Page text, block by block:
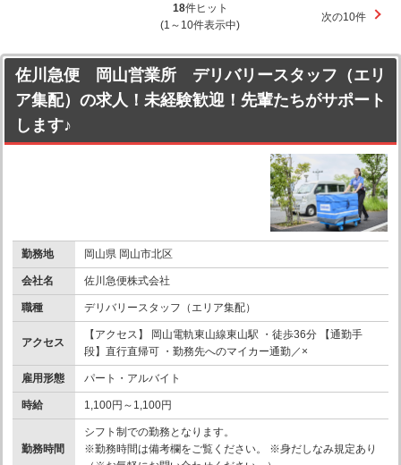
18件ヒット
(1～10件表示中)
次の10件
佐川急便 岡山営業所 デリバリースタッフ（エリ
ア集配）の求人！未経験歓迎！先輩たちがサポート
します♪
勤務地 岡山県 岡山市北区
会社名 佐川急便株式会社
職種 デリバリースタッフ（エリア集配）
アクセス
【アクセス】 岡山電軌東山線東山駅 ・徒歩36分 【通勤手
段】直行直帰可 ・勤務先へのマイカー通勤／×
雇用形態 パート・アルバイト
時給 1,100円～1,100円
勤務時間
シフト制での勤務となります。
※勤務時間は備考欄をご覧ください。 ※身だしなみ規定あり